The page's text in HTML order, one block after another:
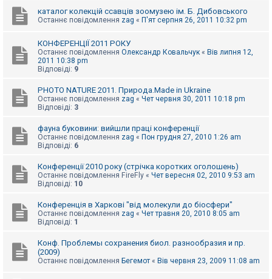
и
о
у
Д
п
м
а
каталог колекцій ссавців зоомузею ім. Б. Дибовського
Останнє повідомлення zag « П'ят серпня 26, 2011 10:32 pm
КОНФЕРЕНЦІЇ 2011 РОКУ
Останнє повідомлення Олександр Ковальчук « Вів липня 12,
2011 10:38 pm
Відповіді: 9
PHOTO NATURE 2011. Природа.Made in Ukraine
Останнє повідомлення zag « Чет червня 30, 2011 10:18 pm
Відповіді: 3
фауна буковини: вийшли праці конференції
Останнє повідомлення zag « Пон грудня 27, 2010 1:26 am
Відповіді: 6
Конференції 2010 року (стрічка коротких оголошень)
Останнє повідомлення FireFly « Чет вересня 02, 2010 9:53 am
Відповіді: 10
Конференція в Харкові "від молекули до біосфери"
Останнє повідомлення zag « Чет травня 20, 2010 8:05 am
Відповіді: 1
Конф. Проблемы сохранения биол. разнообразия и пр.
(2009)
Останнє повідомлення Бегемот « Вів червня 23, 2009 11:08 am